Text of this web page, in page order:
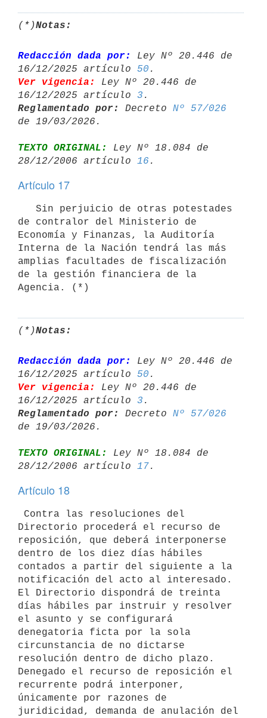
(*)Notas:
Redacción dada por:
Ley Nº 20.446 de
16/12/2025 artículo 50
Ver vigencia:
Ley Nº 20.446 de
16/12/2025 artículo 3
Reglamentado por:
Decreto Nº 57/026
TEXTO ORIGINAL:
Ley Nº 18.084 de
28/12/2006 artículo 16
Artículo 17
de contralor del Ministerio de
Economía y Finanzas, la Auditoría
Interna de la Nación tendrá las más
amplias facultades de fiscalización
de la gestión financiera de la
Agencia. (*)
(*)Notas:
Redacción dada por:
Ley Nº 20.446 de
16/12/2025 artículo 50
Ver vigencia:
Ley Nº 20.446 de
16/12/2025 artículo 3
Reglamentado por:
Decreto Nº 57/026
TEXTO ORIGINAL:
Ley Nº 18.084 de
28/12/2006 artículo 17
Artículo 18
Directorio procederá el recurso de
reposición, que deberá interponerse
dentro de los diez días hábiles
contados a partir del siguiente a la
notificación del acto al interesado.
El Directorio dispondrá de treinta
días hábiles par instruir y resolver
el asunto y se configurará
denegatoria ficta por la sola
circunstancia de no dictarse
resolución dentro de dicho plazo.
Denegado el recurso de reposición el
recurrente podrá interponer,
únicamente por razones de
juridicidad, demanda de anulación del